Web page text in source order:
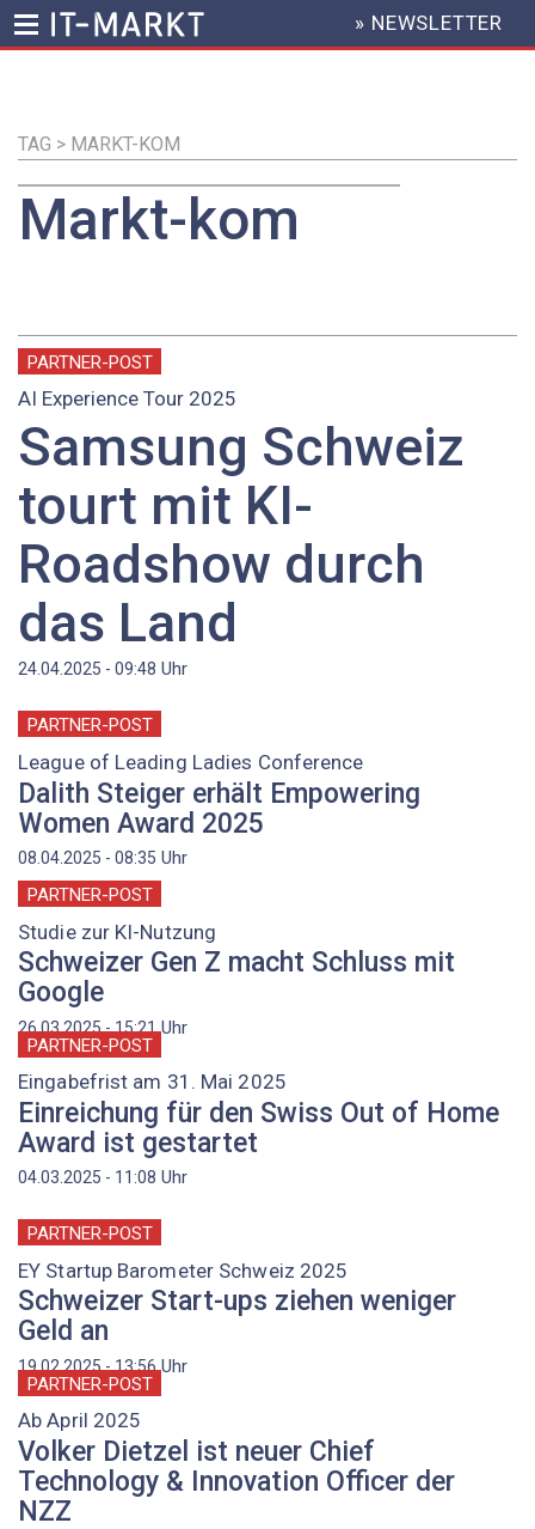
Inhalt
HEADER
MENU
» NEWSLETTER
TAG > MARKT-KOM
Markt-kom
PARTNER-POST
AI Experience Tour 2025
Samsung Schweiz
tourt mit KI-
Roadshow durch
das Land
24.04.2025 - 09:48 Uhr
PARTNER-POST
League of Leading Ladies Conference
Dalith Steiger erhält Empowering
Women Award 2025
08.04.2025 - 08:35 Uhr
PARTNER-POST
Studie zur KI-Nutzung
Schweizer Gen Z macht Schluss mit
Google
26.03.2025 - 15:21Uhr
PARTNER-POST
Eingabefrist am 31. Mai 2025
Einreichung für den Swiss Out of Home
Award ist gestartet
04.03.2025 - 11:08 Uhr
PARTNER-POST
EY Startup Barometer Schweiz 2025
Schweizer Start-ups ziehen weniger
Geld an
19.02.2025 - 13:56Uhr
PARTNER-POST
Ab April 2025
Volker Dietzel ist neuer Chief
Technology & Innovation Officer der
NZZ